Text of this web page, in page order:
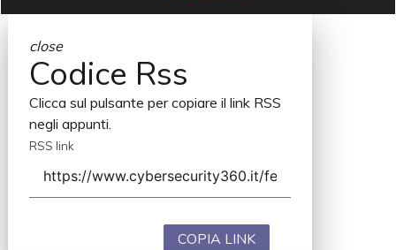
close
Codice Rss
Clicca sul pulsante per copiare il link RSS
negli appunti.
RSS link
COPIA LINK